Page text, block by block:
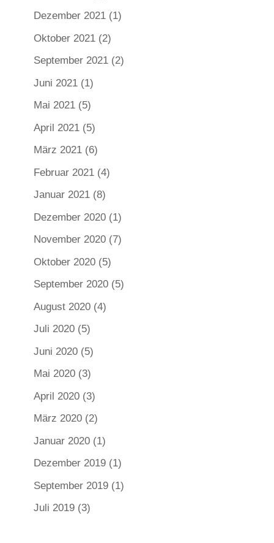
Dezember 2021(1)
Oktober 2021(2)
September 2021(2)
Juni 2021(1)
Mai 2021(5)
April 2021(5)
März 2021(6)
Februar 2021(4)
Januar 2021(8)
Dezember 2020(1)
November 2020(7)
Oktober 2020(5)
September 2020(5)
August 2020(4)
Juli 2020(5)
Juni 2020(5)
Mai 2020(3)
April 2020(3)
März 2020(2)
Januar 2020(1)
Dezember 2019(1)
September 2019(1)
Juli 2019(3)